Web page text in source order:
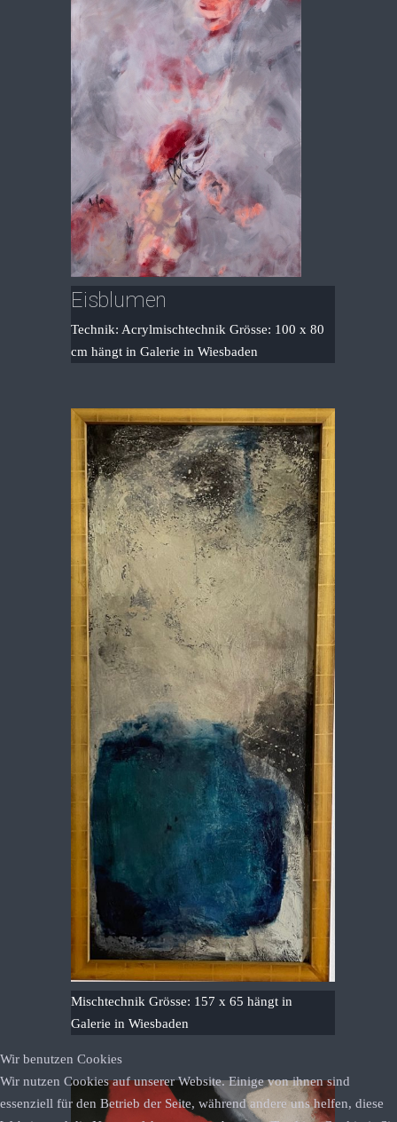
Eisblumen
Technik: Acrylmischtechnik Grösse: 100 x 80
cm hängt in Galerie in Wiesbaden
Mischtechnik Grösse: 157 x 65 hängt in
Galerie in Wiesbaden
Wir benutzen Cookies
Wir nutzen Cookies auf unserer Website. Einige von ihnen sind
essenziell für den Betrieb der Seite, während andere uns helfen, diese